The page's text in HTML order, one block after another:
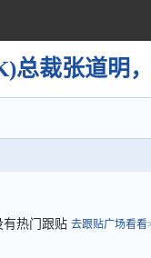
总裁张道明
有热门跟贴 去跟贴广场看看